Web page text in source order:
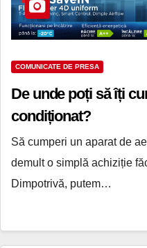
COMUNICATE DE PRESA
De unde poți să îți
condiționat?
Să cumperi un aparat de
demult o simplă achiziție
Dimpotrivă, putem…